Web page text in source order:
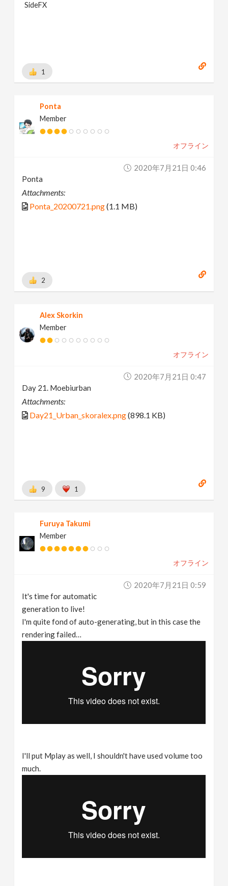
SideFX
1
Ponta
Member
オフライン
2020年7月21日 0:46
Ponta
Attachments:
Ponta_20200721.png(1.1 MB)
2
Alex Skorkin
Member
オフライン
2020年7月21日 0:47
Day 21. Moebiurban
Attachments:
Day21_Urban_skoralex.png(898.1 KB)
9 1
Furuya Takumi
Member
オフライン
2020年7月21日 0:59
It's time for automatic
generation to live!
I'm quite fond of auto-generating, but in this case the
rendering failed…
I'll put Mplay as well, I shouldn't have used volume too
much.